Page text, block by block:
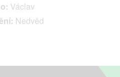
Václav
Nedvěd